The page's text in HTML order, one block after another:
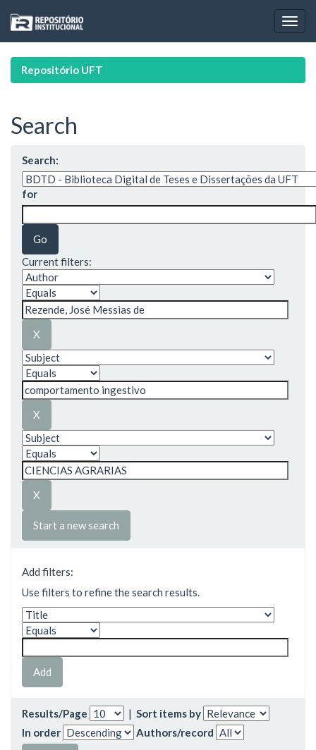
navigation
Repositório UFT
Search
Search:
for
Current filters:
Start a new search
Add filters:
Use filters to refine the search results.
Results/Page | Sort items by
In order
Authors/record